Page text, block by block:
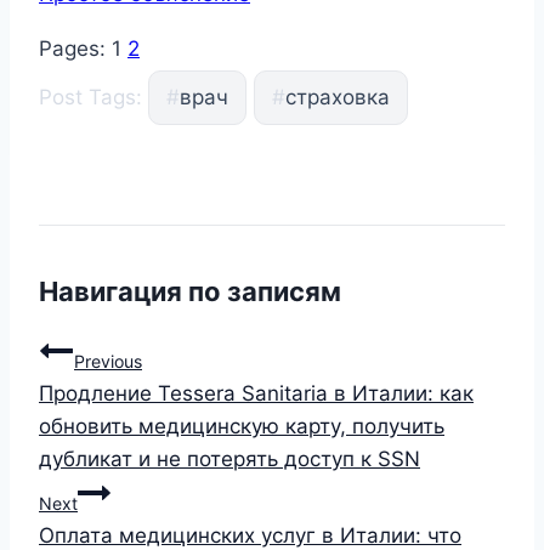
Pages: 1 2
Post Tags:
#врач #страховка
Навигация по записям
Previous
Продление Tessera Sanitaria в Италии: как
обновить медицинскую карту, получить
дубликат и не потерять доступ к SSN
Next
Оплата медицинских услуг в Италии: что